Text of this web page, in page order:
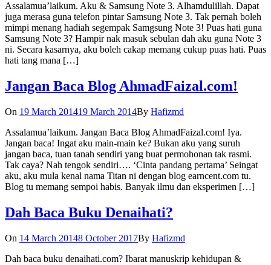
Assalamua’laikum. Aku & Samsung Note 3. Alhamdulillah. Dapat
juga merasa guna telefon pintar Samsung Note 3. Tak pernah boleh
mimpi menang hadiah segempak Samgsung Note 3! Puas hati guna
Samsung Note 3? Hampir nak masuk sebulan dah aku guna Note 3
ni. Secara kasarnya, aku boleh cakap memang cukup puas hati. Puas
hati tang mana […]
Jangan Baca Blog AhmadFaizal.com!
On 19 March 201419 March 2014By Hafizmd
Assalamua’laikum. Jangan Baca Blog AhmadFaizal.com! Iya.
Jangan baca! Ingat aku main-main ke? Bukan aku yang suruh
jangan baca, tuan tanah sendiri yang buat permohonan tak rasmi.
Tak caya? Nah tengok sendiri…. ‘Cinta pandang pertama’ Seingat
aku, aku mula kenal nama Titan ni dengan blog earncent.com tu.
Blog tu memang sempoi habis. Banyak ilmu dan eksperimen […]
Dah Baca Buku Denaihati?
On 14 March 20148 October 2017By Hafizmd
Dah baca buku denaihati.com? Ibarat manuskrip kehidupan &